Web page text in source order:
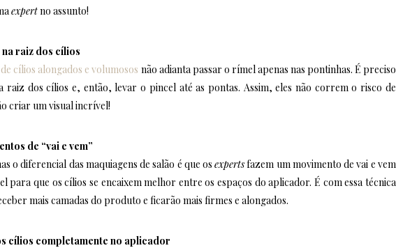
expertno assunto!
raiz dos cílios
cílios alongados e volumosos não adianta passar o rímel apenas nas pontinhas. É preciso
raiz dos cílios e, então, levar o pincel até as pontas. Assim, eles não correm o risco de
criar um visual incrível!
de “vai e vem”
o diferencial das maquiagens de salão é que osexpertsfazem um movimento de vai e vem
para que os cílios se encaixem melhor entre os espaços do aplicador. É com essa técnica
mais camadas do produto e ficarão mais firmes e alongados.
cílios completamente no aplicador